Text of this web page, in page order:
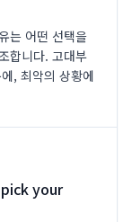
는 어떤 선택을
합니다. 고대부
, 최악의 상황에
your